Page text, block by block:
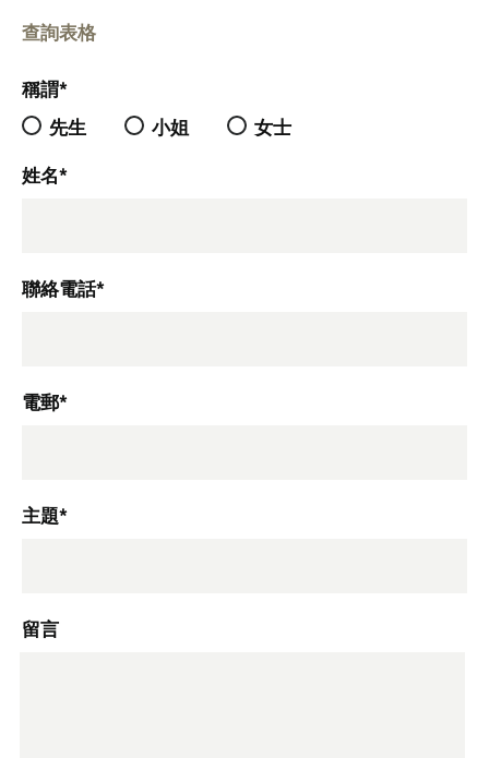
查詢表格
稱謂*
先生
小姐
女士
姓名*
聯絡電話*
電郵*
主題*
留言